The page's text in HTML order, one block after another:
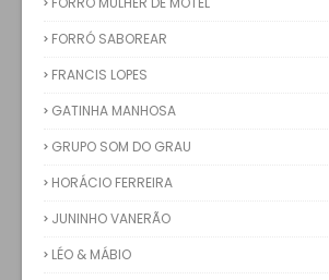
FORRÓ SABOREAR
FRANCIS LOPES
GATINHA MANHOSA
GRUPO SOM DO GRAU
HORÁCIO FERREIRA
JUNINHO VANERÃO
LÉO & MÁBIO